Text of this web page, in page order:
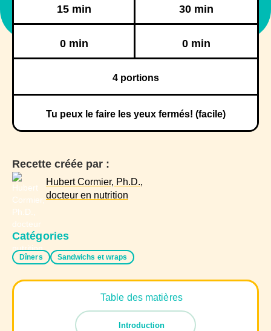
15 min 30 min
0 min 0 min
4portions
Tu peux le faire les yeux fermés! (facile)
Recette créée par :
Hubert Cormier, Ph.D.,
docteur en nutrition
Catégories
Dîners Sandwichs et wraps
Table des matières
Introduction